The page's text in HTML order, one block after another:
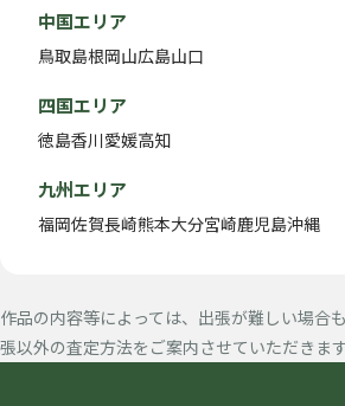
中国エリア
鳥取島根岡山広島山口
四国エリア
徳島香川愛媛高知
九州エリア
福岡佐賀長崎熊本大分宮崎鹿児島沖縄
作品の内容等によっては、出張が難しい場合
張以外の査定方法をご案内させていただきます